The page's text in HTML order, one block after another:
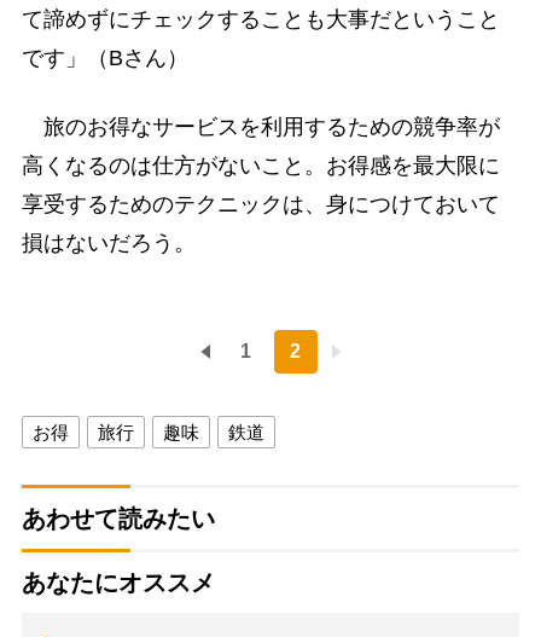
て諦めずにチェックすることも大事だということ
です」（Bさん）
旅のお得なサービスを利用するための競争率が
高くなるのは仕方がないこと。お得感を最大限に
享受するためのテクニックは、身につけておいて
損はないだろう。
1 2
お得 旅行 趣味 鉄道
あわせて読みたい
あなたにオススメ